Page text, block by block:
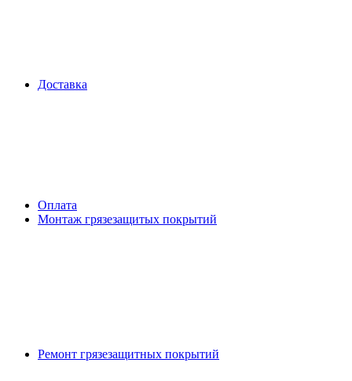
Доставка
Оплата
Монтаж грязезащитых покрытий
Ремонт грязезащитных покрытий